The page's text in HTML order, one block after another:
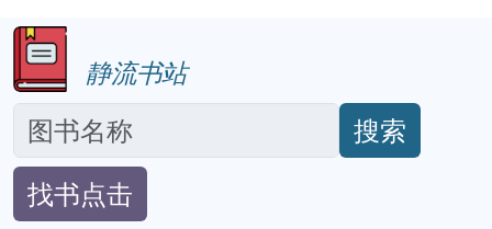
静流书站
搜索
找书点击